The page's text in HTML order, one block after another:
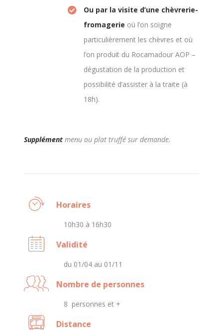
Ou par la visite d’une chèvrerie-
fromagerie où l’on soigne
particulièrement les chèvres et où
l’on produit du Rocamadour AOP –
dégustation de la production et
possibilité d’assister à la traite (à
18h).
Supplémentmenu ou plat truffé sur demande.
Horaires
10h30 à 16h30
Validité
du 01/04 au 01/11
Nombre de personnes
8 personnes et +
Distance